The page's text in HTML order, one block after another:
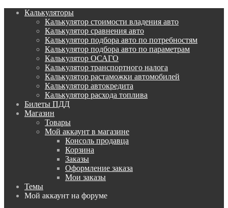
Калькуляторы
Калькулятор стоимости владения авто
Калькулятор сравнения авто
Калькулятор подбора авто по потребностям
Калькулятор подбора авто по параметрам
Калькулятор ОСАГО
Калькулятор транспортного налога
Калькулятор растаможки автомобилей
Калькулятор автокредита
Калькулятор расхода топлива
Билеты ПДД
Магазин
Товары
Мой аккаунт в магазине
Консоль продавца
Корзина
Заказы
Оформление заказа
Мои заказы
Темы
Мой аккаунт на форуме